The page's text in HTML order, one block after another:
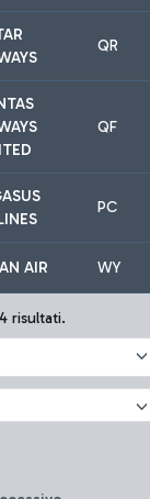
QR
QF
PC
AIR WY
risultati.